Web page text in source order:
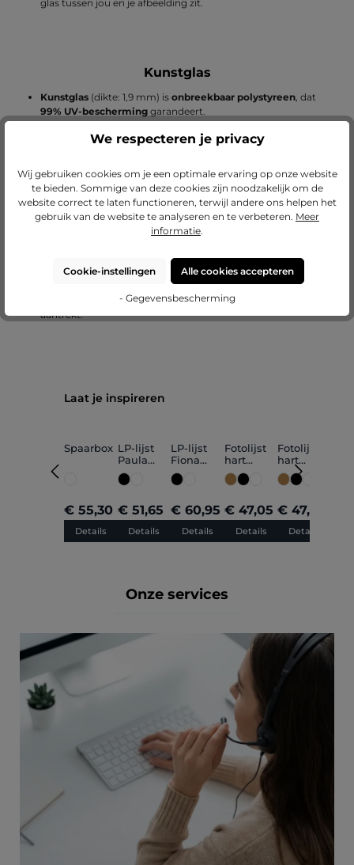
glas tussen jou en je afbeelding zit.
Kunstglas
Kunstglas(dikte: 1,9 mm) is onbreekbaar polystyreen, dat
99% UV-bescherminggarandeert.
Ons kunstglas heeft een ontspiegelde zijde, zodat het
op: Omdat kunstglas krasgevoelig is, wordt hetaan beide
zijden voorzien van een beschermfolie, die voor gebruik
verwijderd moet worden.
Een groot voordeel van kunstglas is het
Kunstwerken zoals krijttekeningen en houtskooltekeningen
moet je niet inlijsten met kunstglas, omdat dit elektrostatisch
kan opladen en daardoor de afzonderlijke kleurdeeltjes
aantrekt.
Productgalerij overslaan
Laat je inspireren
Spaarbox
€ 55,30
Details
LP-lijst
Paula
klein
€ 51,65
Details
LP-lijst
Fiona
klein
€ 60,95
Details
Fotolijst
hart
"Mooi dat
je er
30x30cm
€ 47,05
Details
Fotolijst
hart
"Mama"
30x30cm
€ 47,05
Details
Onze services
We respecteren je privacy
Wij gebruiken cookies om je een optimale ervaring op onze website
te bieden. Sommige van deze cookies zijn noodzakelijk om de
website correct te laten functioneren, terwijl andere ons helpen het
gebruik van de website te analyseren en te verbeteren. Meer
informatie.
Cookie-instellingen Alle cookies accepteren
- Gegevensbescherming